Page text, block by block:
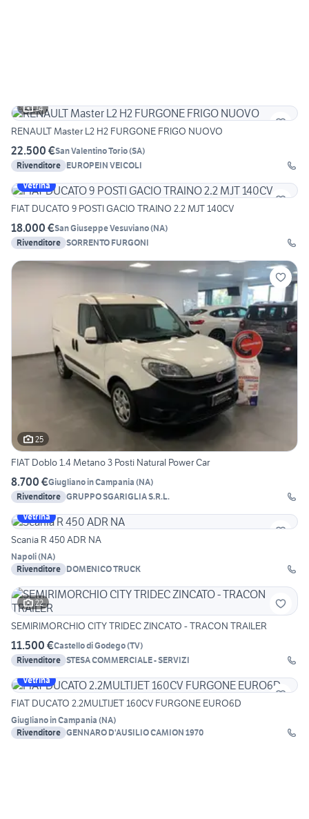
14
RENAULT Master L2 H2 FURGONE FRIGO NUOVO
22.500 €San Valentino Torio(SA)
Rivenditore EUROPEIN VEICOLI
Vetrina
FIAT DUCATO 9 POSTI GACIO TRAINO 2.2 MJT 140CV
18.000 €San Giuseppe Vesuviano(NA)
Rivenditore SORRENTO FURGONI
25
FIAT Doblo 1.4 Metano 3 Posti Natural Power Car
8.700 €Giugliano in Campania (NA)
Rivenditore GRUPPO SGARIGLIA S.R.L.
Vetrina
Scania R 450 ADR NA
Napoli(NA)
Rivenditore DOMENICO TRUCK
22
SEMIRIMORCHIO CITY TRIDEC ZINCATO - TRACON TRAILER
11.500 €Castello di Godego(TV)
Rivenditore STESA COMMERCIALE - SERVIZI
Vetrina
FIAT DUCATO 2.2MULTIJET 160CV FURGONE EURO6D
Giugliano in Campania (NA)
Rivenditore GENNARO D'AUSILIO CAMION 1970